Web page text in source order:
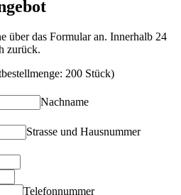
über das Formular an. Innerhalb 24
zurück.
200 Stück)
Nachname
Strasse und Hausnummer
Telefonnummer